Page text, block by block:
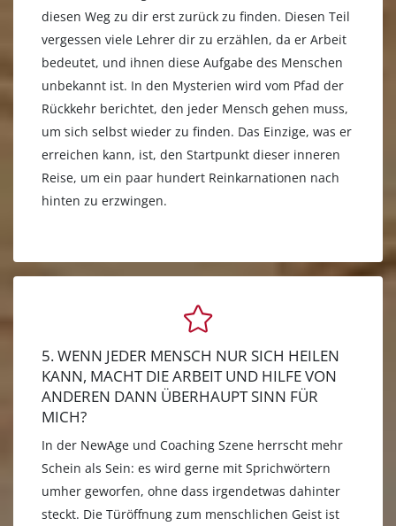
diesen Weg zu dir erst zurück zu finden. Diesen Teil
vergessen viele Lehrer dir zu erzählen, da er Arbeit
bedeutet, und ihnen diese Aufgabe des Menschen
unbekannt ist. In den Mysterien wird vom Pfad der
Rückkehr berichtet, den jeder Mensch gehen muss,
um sich selbst wieder zu finden. Das Einzige, was er
erreichen kann, ist, den Startpunkt dieser inneren
Reise, um ein paar hundert Reinkarnationen nach
hinten zu erzwingen.
5. WENN JEDER MENSCH NUR SICH HEILEN
KANN, MACHT DIE ARBEIT UND HILFE VON
ANDEREN DANN ÜBERHAUPT SINN FÜR
MICH?
In der NewAge und Coaching Szene herrscht mehr
Schein als Sein: es wird gerne mit Sprichwörtern
umher geworfen, ohne dass irgendetwas dahinter
steckt. Die Türöffnung zum menschlichen Geist ist